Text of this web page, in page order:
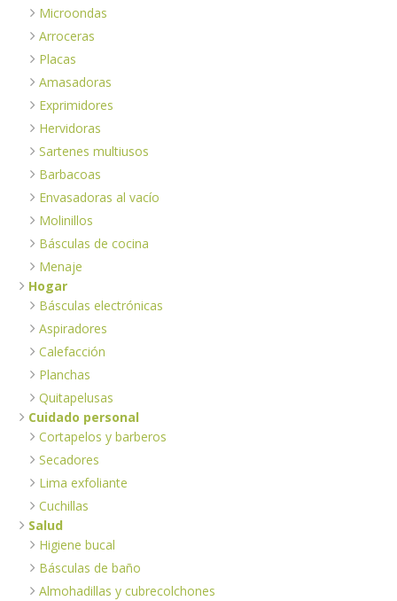
Microondas
Arroceras
Placas
Amasadoras
Exprimidores
Hervidoras
Sartenes multiusos
Barbacoas
Envasadoras al vacío
Molinillos
Básculas de cocina
Menaje
Hogar
Básculas electrónicas
Aspiradores
Calefacción
Planchas
Quitapelusas
Cuidado personal
Cortapelos y barberos
Secadores
Lima exfoliante
Cuchillas
Salud
Higiene bucal
Básculas de baño
Almohadillas y cubrecolchones